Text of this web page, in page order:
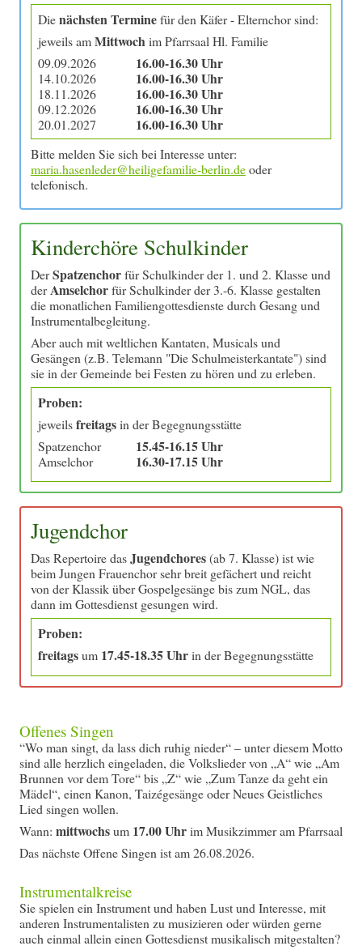
Dienächsten Terminefür den Käfer - Elternchor sind:
jeweils amMittwochim Pfarrsaal Hl. Familie
09.09.2026
16.00-16.30 Uhr
14.10.2026 16.00-16.30 Uhr
18.11.2026 16.00-16.30 Uhr
09.12.2026 16.00-16.30 Uhr
20.01.2027 16.00-16.30 Uhr
Bitte melden Sie sich bei Interesse unter:
oder
telefonisch.
Kinderchöre Schulkinder
DerSpatzenchorfür Schulkinder der 1. und 2. Klasse und
derAmselchorfür Schulkinder der 3.-6. Klasse gestalten
die monatlichen Familiengottesdienste durch Gesang und
Instrumentalbegleitung.
Aber auch mit weltlichen Kantaten, Musicals und
Gesängen (z.B. Telemann "Die Schulmeisterkantate") sind
sie in der Gemeinde bei Festen zu hören und zu erleben.
Proben:
jeweilsfreitagsin der Begegnungsstätte
Spatzenchor
15.45-16.15 Uhr
Amselchor 16.30-17.15 Uhr
Jugendchor
Das Repertoire dasJugendchores(ab 7. Klasse) ist wie
beim Jungen Frauenchor sehr breit gefächert und reicht
von der Klassik über Gospelgesänge bis zum NGL, das
dann im Gottesdienst gesungen wird.
Proben:
freitagsum 17.45-18.35 Uhrin der Begegnungsstätte
Offenes Singen
“Wo man singt, da lass dich ruhig nieder“ – unter diesem Motto
sind alle herzlich eingeladen, die Volkslieder von „A“ wie „Am
Brunnen vor dem Tore“ bis „Z“ wie „Zum Tanze da geht ein
Mädel“, einen Kanon, Taizégesänge oder Neues Geistliches
Lied singen wollen.
Wann: mittwochsum 17.00 Uhrim Musikzimmer am Pfarrsaal
Das nächste Offene Singen ist am 26.08.2026.
Instrumentalkreise
Sie spielen ein Instrument und haben Lust und Interesse, mit
anderen Instrumentalisten zu musizieren oder würden gerne
auch einmal allein einen Gottesdienst musikalisch mitgestalten?